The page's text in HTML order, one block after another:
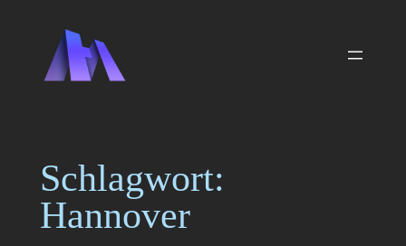
springen
Schlagwort:
Hannover